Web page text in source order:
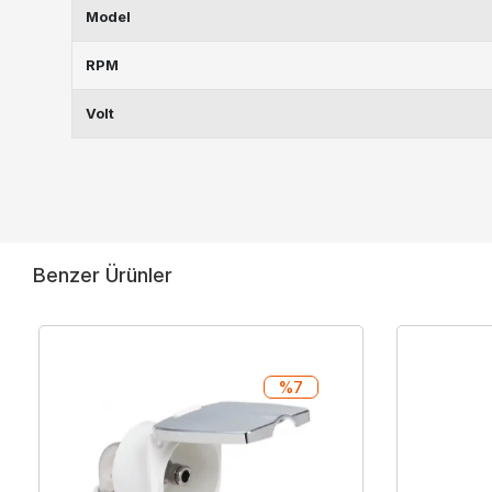
Model
RPM
Volt
Benzer Ürünler
%7